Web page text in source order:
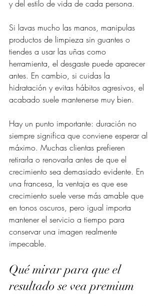
y del estilo de vida de cada persona.
Si lavas mucho las manos, manipulas
productos de limpieza sin guantes o
tiendes a usar las uñas como
herramienta, el desgaste puede aparecer
antes. En cambio, si cuidas la
hidratación y evitas hábitos agresivos, el
acabado suele mantenerse muy bien.
Hay un punto importante: duración no
siempre significa que conviene esperar al
máximo. Muchas clientas prefieren
retirarla o renovarla antes de que el
crecimiento sea demasiado evidente. En
una francesa, la ventaja es que ese
crecimiento suele verse más amable que
en tonos oscuros, pero igual importa
mantener el servicio a tiempo para
conservar una imagen realmente
impecable.
Qué mirar para que el
resultado se vea premium